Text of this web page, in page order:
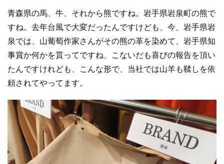
青森県の馬、牛、それから熊ですね。岩手県岩泉町の熊で
すね。去年台風で大変だったんですけども、今、岩手県岩
泉では、山葡萄作家さんがその熊の革を染めて、岩手県知
事賞か何かを貰ってですね、こないだも喜びの報告を頂い
たんですけれども、こんな形で、当社では山羊も鞣しを依
頼されてやってます。